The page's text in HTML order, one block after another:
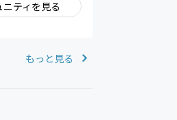
ニティを見る
もっと見る